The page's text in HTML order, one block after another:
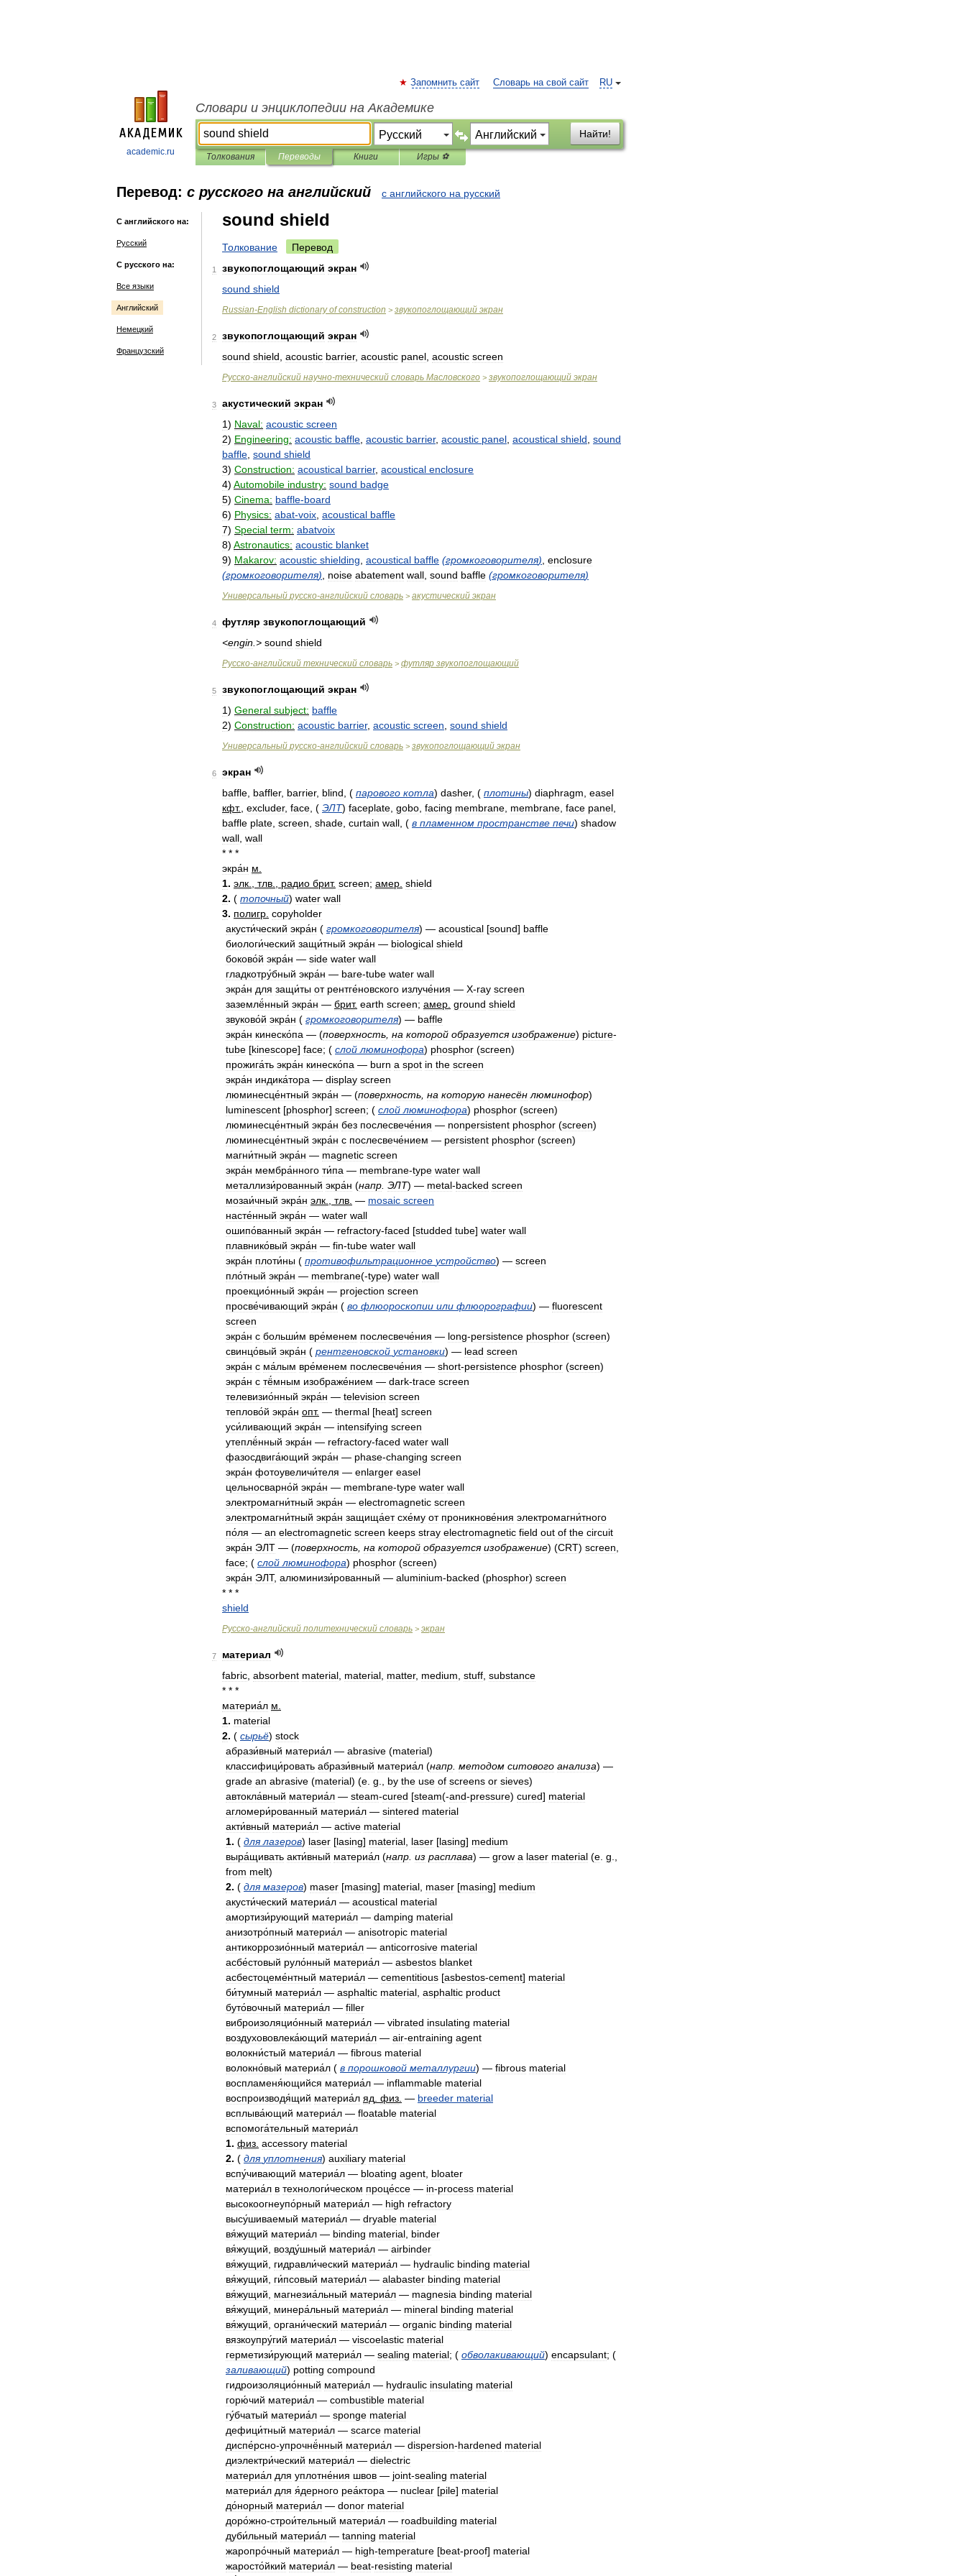
academic.ru
RU
Запомнить сайт Словарь на свой сайт
Словари и энциклопедии на Академике
Найти!
Толкования Переводы Книги Игры ⚽
Перевод: с русского на английский с английского на русский
С английского на:
Русский
С русского на:
Все языки
Английский
Немецкий
Французский
sound shield
Толкование Перевод
1 звукопоглощающий экран
sound shield
Russian-English dictionary of construction > звукопоглощающий экран
2 звукопоглощающий экран
sound shield acoustic barrier, acoustic panel acoustic screen
Русско-английский научно-технический словарь Масловского > звукопоглощающий экран
3 акустический экран
1) Naval: acoustic screen
2) Engineering: acoustic baffle acoustic barrier, acoustic panel acoustical shield sound
baffle sound shield
3) Construction: acoustical barrier, acoustical enclosure
4) Automobile industry: sound badge
5) Cinema: baffle-board
6) Physics: abat-voix acoustical baffle
7) Special term: abatvoix
8) Astronautics: acoustic blanket
9) Makarov: acoustic shielding acoustical baffle (громкоговорителя) enclosure
(громкоговорителя) noise abatement wall sound baffle (громкоговорителя)
Универсальный русско-английский словарь > акустический экран
4 футляр звукопоглощающий
<engin .> sound shield
Русско-английский технический словарь > футляр звукопоглощающий
5 звукопоглощающий экран
1) General subject: baffle
2) Construction: acoustic barrier, acoustic screen sound shield
Универсальный русско-английский словарь > звукопоглощающий экран
6
экран
baffle baffler, barrier, blind ( парового котла) dasher, ( плотины) diaphragm easel
кфт. excluder, face ( ЭЛТ) faceplate gobo facing membrane membrane face panel
baffle plate screen shade curtain wall ( в пламенном пространстве печи) shadow
wall wall
* * *
экра́н м
1. элк тлв радио брит. screen; амер shield
2. ( топочный) water wall
3. полигр copyholder
акусти́ческий экра́н ( громкоговорителя) — acoustical [sound] baffle
биологи́ческий защи́тный экра́н — biological shield
боково́й экра́н — side water wall
гладкотру́бный экра́н — bare-tube water wall
экра́н для защи́ты от рентге́новского излуче́ния — X-ray screen
заземлё́нный экра́н — брит. earth screen; амер ground shield
звуково́й экра́н ( громкоговорителя) — baffle
экра́н кинеско́па — (поверхность на которой образуется изображение) picture-
tube [kinescope] face; ( слой люминофора) phosphor (screen)
прожига́ть экра́н кинеско́па — burn a spot in the screen
экра́н индика́тора — display screen
люминесце́нтный экра́н — (поверхность на которую нанесён люминофор)
luminescent [phosphor] screen; ( слой люминофора) phosphor (screen)
люминесце́нтный экра́н без послесвече́ния — nonpersistent phosphor (screen)
люминесце́нтный экра́н с послесвече́нием — persistent phosphor (screen)
магни́тный экра́н — magnetic screen
экра́н мембра́нного ти́па — membrane-type water wall
металлизи́рованный экра́н (напр ЭЛТ) — metal-backed screen
мозаи́чный экра́н элк тлв — mosaic screen
насте́нный экра́н — water wall
ошипо́ванный экра́н — refractory-faced [studded tube] water wall
плавнико́вый экра́н — fin-tube water wall
экра́н плоти́ны ( противофильтрационное устройство) — screen
пло́тный экра́н — membrane(-type) water wall
проекцио́нный экра́н — projection screen
просве́чивающий экра́н ( во флюороскопии или флюорографии) — fluorescent
screen
экра́н с больши́м вре́менем послесвече́ния — long-persistence phosphor (screen)
свинцо́вый экра́н ( рентгеновской установки) — lead screen
экра́н с ма́лым вре́менем послесвече́ния — short-persistence phosphor (screen)
экра́н с тё́мным изображе́нием — dark-trace screen
телевизио́нный экра́н — television screen
теплово́й экра́н опт. — thermal [heat] screen
уси́ливающий экра́н — intensifying screen
утеплё́нный экра́н — refractory-faced water wall
фазосдвига́ющий экра́н — phase-changing screen
экра́н фотоувеличи́теля — enlarger easel
цельносварно́й экра́н — membrane-type water wall
электромагни́тный экра́н — electromagnetic screen
электромагни́тный экра́н защища́ет схе́му от проникнове́ния электромагни́тного
по́ля — an electromagnetic screen keeps stray electromagnetic field out of the circuit
экра́н ЭЛТ — (поверхность на которой образуется изображение) (CRT) screen
face; ( слой люминофора) phosphor (screen)
экра́н ЭЛТ, алюминизи́рованный — aluminium-backed (phosphor) screen
* * *
shield
Русско-английский политехнический словарь > экран
7
материал
fabric absorbent material material matter, medium stuff substance
* * *
материа́л м
1. material
2. ( сырьё) stock
абрази́вный материа́л — abrasive (material)
классифици́ровать абрази́вный материа́л (напр методом ситового анализа) —
grade an abrasive (material) (e g by the use of screens or sieves)
автокла́вный материа́л — steam-cured [steam(-and-pressure) cured] material
агломери́рованный материа́л — sintered material
акти́вный материа́л — active material
1. ( для лазеров) laser [lasing] material laser [lasing] medium
выра́щивать акти́вный материа́л (напр из расплава) — grow a laser material (e g
from melt)
2. ( для мазеров) maser [masing] material maser [masing] medium
акусти́ческий материа́л — acoustical material
амортизи́рующий материа́л — damping material
анизотро́пный материа́л — anisotropic material
антикоррозио́нный материа́л — anticorrosive material
асбе́стовый руло́нный материа́л — asbestos blanket
асбестоцеме́нтный материа́л — cementitious [asbestos-cement] material
би́тумный материа́л — asphaltic material asphaltic product
буто́вочный материа́л — filler
виброизоляцио́нный материа́л — vibrated insulating material
воздухововлека́ющий материа́л — air-entraining agent
волокни́стый материа́л — fibrous material
волокно́вый материа́л ( в порошковой металлургии) — fibrous material
воспламеня́ющийся материа́л — inflammable material
воспроизводя́щий материа́л яд физ — breeder material
всплыва́ющий материа́л — floatable material
вспомога́тельный материа́л
1. физ accessory material
2. ( для уплотнения) auxiliary material
вспу́чивающий материа́л — bloating agent bloater
материа́л в технологи́ческом проце́ссе — in-process material
высокоогнеупо́рный материа́л — high refractory
высу́шиваемый материа́л — dryable material
вя́жущий материа́л — binding material binder
вя́жущий
возду́шный материа́л — airbinder
вя́жущий
гидравли́ческий материа́л — hydraulic binding material
вя́жущий
ги́псовый материа́л — alabaster binding material
вя́жущий
магнезиа́льный материа́л — magnesia binding material
вя́жущий
минера́льный материа́л — mineral binding material
вя́жущий органи́ческий материа́л — organic binding material
вязкоупру́гий материа́л — viscoelastic material
герметизи́рующий материа́л — sealing material; ( обволакивающий) encapsulant; (
заливающий) potting compound
гидроизоляцио́нный материа́л — hydraulic insulating material
горю́чий материа́л — combustible material
гу́бчатый материа́л — sponge material
дефици́тный материа́л — scarce material
диспе́рсно-упрочнё́нный материа́л — dispersion-hardened material
диэлектри́ческий материа́л — dielectric
материа́л для уплотне́ния швов — joint-sealing material
материа́л для я́дерного реа́ктора — nuclear [pile] material
до́норный материа́л — donor material
доро́жно-строи́тельный материа́л — roadbuilding material
дуби́льный материа́л — tanning material
жаропро́чный материа́л — high-temperature [beat-proof] material
жаросто́йкий материа́л — beat-resisting material